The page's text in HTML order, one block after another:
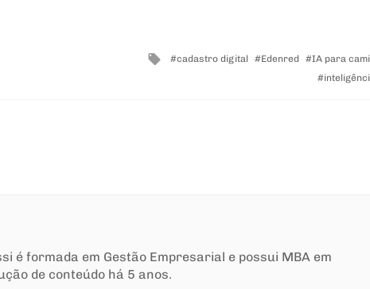
Tagged
cadastro digital Edenred
IA para
é formada em Gestão Empresarial e possui MBA em
de conteúdo há 5 anos.